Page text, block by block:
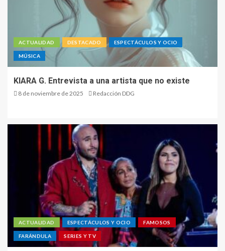
ACTUALIDAD DESTACADO ESPECTÁCULOS Y OCIO
MÚSICA
KIARA G. Entrevista a una artista que no existe
8 de noviembre de 2025 Redacción DDG
ACTUALIDAD ESPECTÁCULOS Y OCIO FAMOSOS
FARÁNDULA SERIES Y TV